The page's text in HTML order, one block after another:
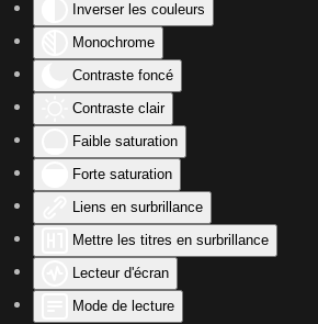
Inverser les couleurs
Monochrome
Contraste foncé
Contraste clair
Faible saturation
Forte saturation
Liens en surbrillance
Mettre les titres en surbrillance
Lecteur d'écran
Mode de lecture